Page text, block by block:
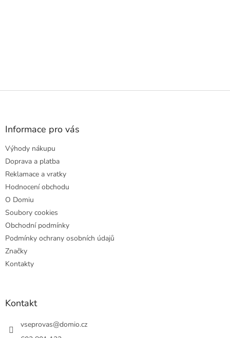
Z
Informace pro vás
Výhody nákupu
Doprava a platba
Reklamace a vratky
Hodnocení obchodu
O Domiu
Soubory cookies
Obchodní podmínky
Podmínky ochrany osobních údajů
Značky
Kontakty
Kontakt
vseprovas@domio.cz